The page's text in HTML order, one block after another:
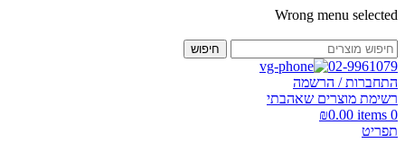
Wrong menu selected
חיפוש
02-9961079
התחברות / הרשמה
רשימת מוצרים שאהבתי
0
items
₪0.00
תפריט